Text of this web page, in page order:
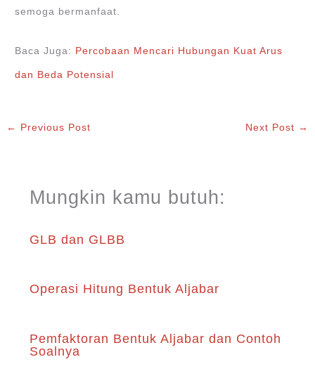
semoga bermanfaat.
Baca Juga: Percobaan Mencari Hubungan Kuat Arus
dan Beda Potensial
← Previous Post Next Post →
Mungkin kamu butuh:
GLB dan GLBB
Operasi Hitung Bentuk Aljabar
Pemfaktoran Bentuk Aljabar dan Contoh
Soalnya